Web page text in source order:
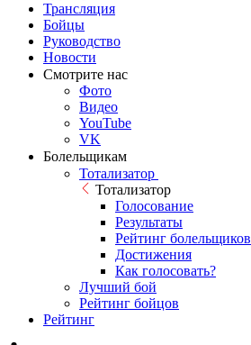
Трансляция
Бойцы
Руководство
Новости
Смотрите нас
Фото
Видео
YouTube
VK
Болельщикам
Тотализатор
Тотализатор
Голосование
Результаты
Рейтинг болельщиков
Достижения
Как голосовать?
Лучший бой
Рейтинг бойцов
Рейтинг